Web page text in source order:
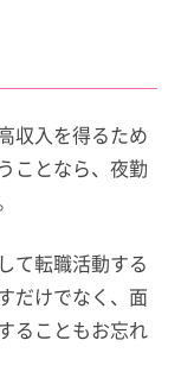
収入を得るため
ことなら、夜勤
て転職活動する
だけでなく、面
ることもお忘れ